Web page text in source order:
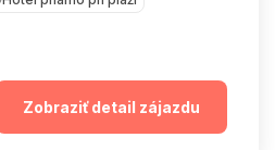
Zobraziť detail zájazdu